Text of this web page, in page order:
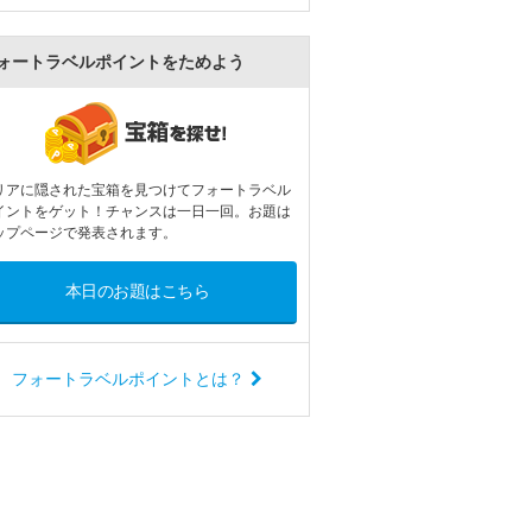
ートラベルポイントをためよう
アに隠された宝箱を見つけてフォートラベル
ントをゲット！チャンスは一日一回。お題は
プページで発表されます。
本日のお題はこちら
フォートラベルポイントとは？